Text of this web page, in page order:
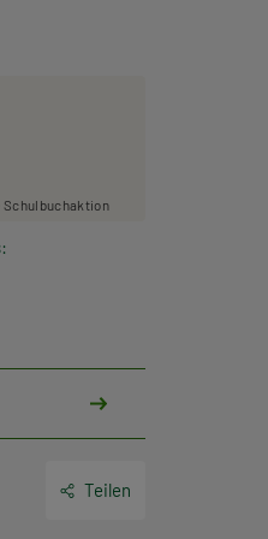
Schulbuchaktion
Teilen